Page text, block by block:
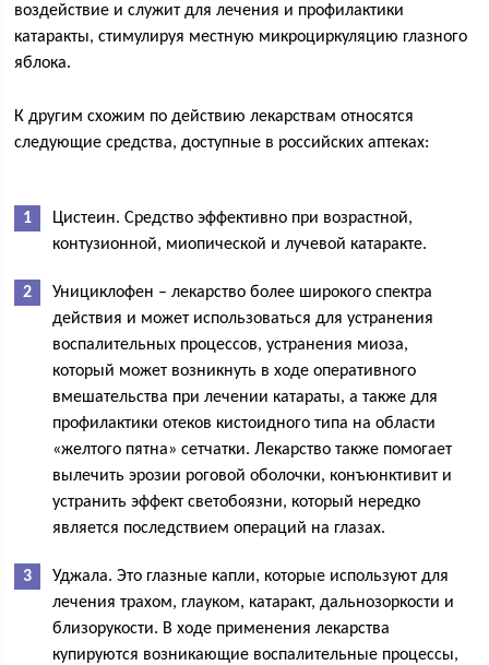
воздействие и служит для лечения и профилактики
катаракты, стимулируя местную микроциркуляцию глазного
яблока.
К другим схожим по действию лекарствам относятся
следующие средства, доступные в российских аптеках:
Цистеин. Средство эффективно при возрастной,
контузионной, миопической и лучевой катаракте.
Унициклофен – лекарство более широкого спектра
действия и может использоваться для устранения
воспалительных процессов, устранения миоза,
который может возникнуть в ходе оперативного
вмешательства при лечении катараты, а также для
профилактики отеков кистоидного типа на области
«желтого пятна» сетчатки. Лекарство также помогает
вылечить эрозии роговой оболочки, конъюнктивит и
устранить эффект светобоязни, который нередко
является последствием операций на глазах.
Уджала. Это глазные капли, которые используют для
лечения трахом, глауком, катаракт, дальнозоркости и
близорукости. В ходе применения лекарства
купируются возникающие воспалительные процессы,